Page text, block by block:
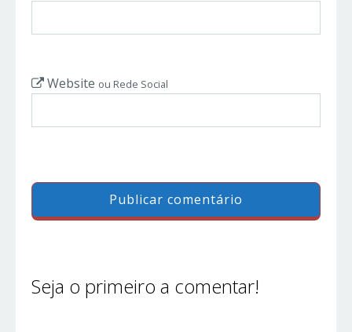
Website ou Rede Social
Seja o primeiro a comentar!